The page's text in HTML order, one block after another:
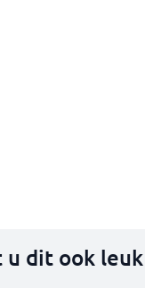
u dit ook leuk